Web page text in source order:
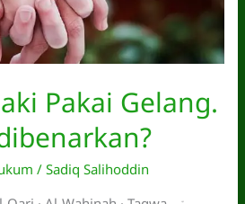
Pakai Gelang.
/Sadiq Salihoddin